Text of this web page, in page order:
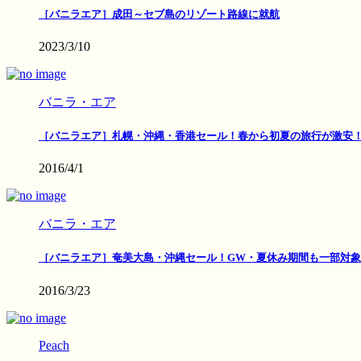
［バニラエア］成田～セブ島のリゾート路線に就航
2023/3/10
バニラ・エア
［バニラエア］札幌・沖縄・香港セール！春から初夏の旅行が激安
2016/4/1
バニラ・エア
［バニラエア］奄美大島・沖縄セール！GW・夏休み期間も一部対象
2016/3/23
Peach